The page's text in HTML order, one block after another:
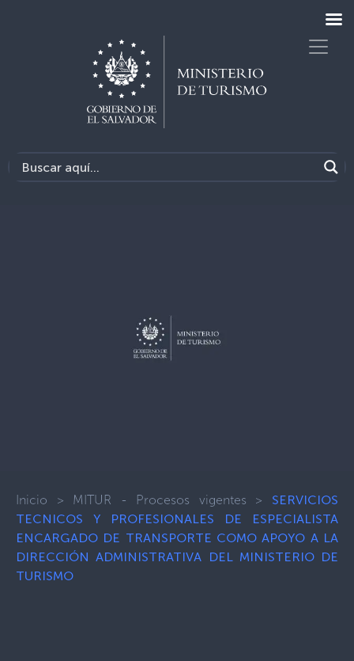
Inicio > MITUR - Procesos vigentes > SERVICIOS
TECNICOS Y PROFESIONALES DE ESPECIALISTA
ENCARGADO DE TRANSPORTE COMO APOYO A LA
DIRECCIÓN ADMINISTRATIVA DEL MINISTERIO DE
TURISMO